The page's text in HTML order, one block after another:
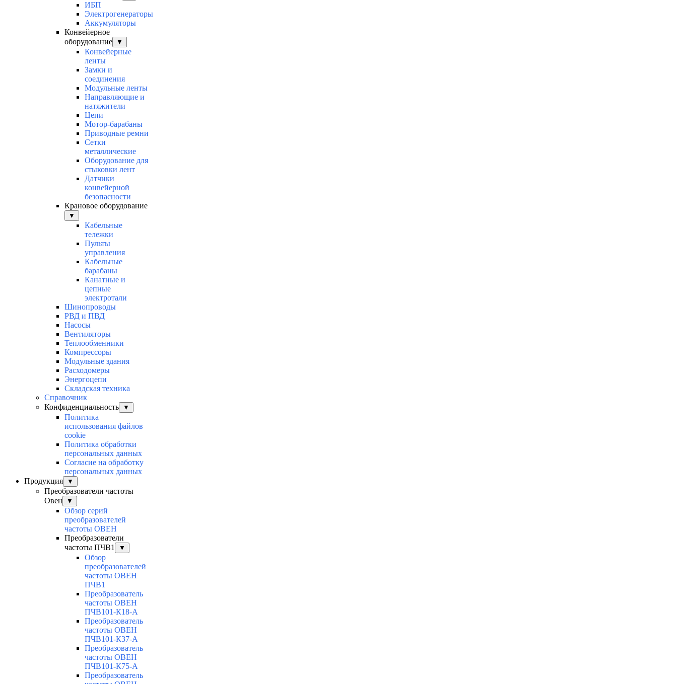
ИБП
Электрогенераторы
Аккумуляторы
Конвейерное
оборудование
▼
Конвейерные
ленты
Замки и
соединения
Модульные ленты
Направляющие и
натяжители
Цепи
Мотор-барабаны
Приводные ремни
Сетки
металлические
Оборудование для
стыковки лент
Датчики
конвейерной
безопасности
Крановое оборудование
▼
Кабельные
тележки
Пульты
управления
Кабельные
барабаны
Канатные и
цепные
электротали
Шинопроводы
РВД и ПВД
Насосы
Вентиляторы
Теплообменники
Компрессоры
Модульные здания
Расходомеры
Энергоцепи
Складская техника
Справочник
Конфиденциальность
▼
Политика
использования файлов
cookie
Политика обработки
персональных данных
Согласие на обработку
персональных данных
Продукция
▼
Преобразователи частоты
Овен
▼
Обзор серий
преобразователей
частоты ОВЕН
Преобразователи
частоты ПЧВ1
▼
Обзор
преобразователей
частоты ОВЕН
ПЧВ1
Преобразователь
частоты ОВЕН
ПЧВ101-К18-А
Преобразователь
частоты ОВЕН
ПЧВ101-К37-А
Преобразователь
частоты ОВЕН
ПЧВ101-К75-А
Преобразователь